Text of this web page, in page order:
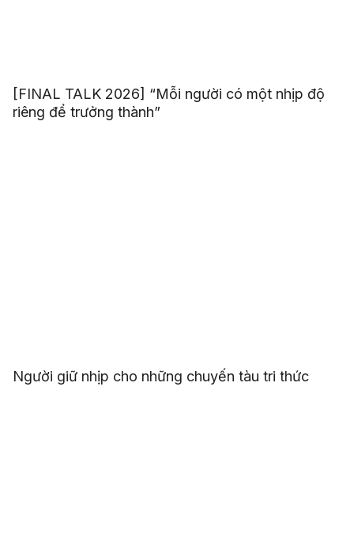
[FINAL TALK 2026] “Mỗi người có một nhịp độ
riêng để trưởng thành”
Người giữ nhịp cho những chuyến tàu tri thức